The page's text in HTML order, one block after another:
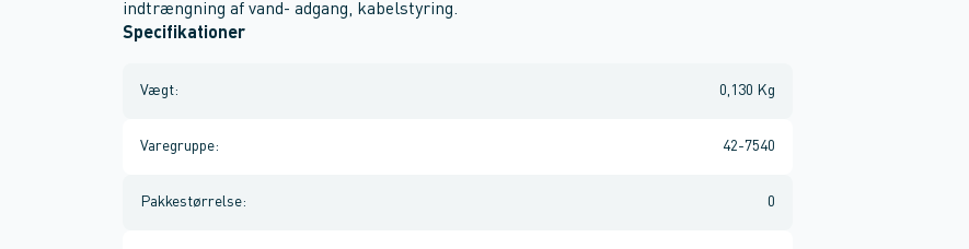
indtrængning af vand- adgang, kabelstyring.
Specifikationer
Vægt: 0,130 Kg
Varegruppe: 42-7540
Pakkestørrelse: 0